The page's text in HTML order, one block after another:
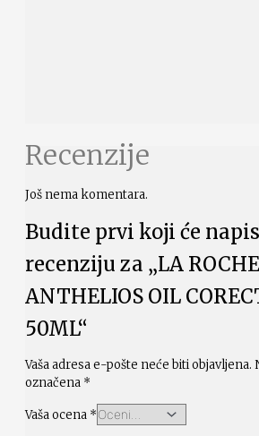
Recenzije
Još nema komentara.
Budite prvi koji će
recenziju za „LA ROCHE
ANTHELIOS OIL
50ML“
Vaša adresa e-pošte neće biti objavljena.
označena *
Vaša ocena *